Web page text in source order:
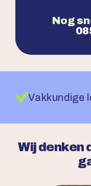
Nog
Wij denken